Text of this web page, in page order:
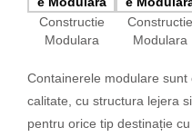
Constructie
Modulara
Constructie
Modulara
Containerele modulare
calitate, cu structura lejera
pentru orice tip destinație